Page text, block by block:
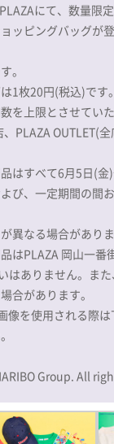
にて、数量限
ッピングバッグが登
。
1枚20円(税込)です。
を上限とさせていた
PLAZA OUTLET(
はすべて6月5日(金
び、一定期間の間
異なる場合がありま
はPLAZA 岡山一番
はありません。ま
合があります。
像を使用される際は
Group. All